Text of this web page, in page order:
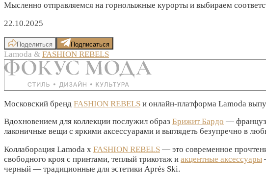
Мысленно отправляемся на горнолыжные курорты и выбираем
22.10.2025
Поделиться Подписаться
Lamoda & FASHION REBELS
Московский бренд FASHION REBELS и онлайн-платформа Lamoda
Вдохновением для коллекции послужил образ Брижит Бардо —
лаконичные вещи с яркими аксессуарами и выглядеть безупречно в
Коллаборация Lamoda х FASHION REBELS — это современное
свободного кроя с принтами, теплый трикотаж и акцентные аксессуары
черный — традиционные для эстетики Aprés Ski.